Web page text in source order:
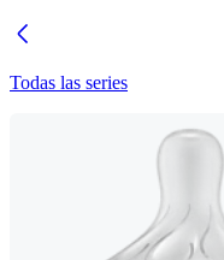
Todas las series